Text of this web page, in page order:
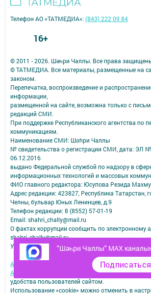
"Шәһри Чаллы" MAX
Подписаться
© 2011 - 2026. Шәһри Чаллы. Все права
© ТАТМЕДИА. Все материалы, размещенные на
законом.
Перепечатка, воспроизведение и
информации,
размещенной на сайте, возможна только с
редакций СМИ.
При поддержке Республиканского агентства по
коммуникациям.
Наименование СМИ: Шəhри Чаллы
№ свидетельства о регистрации СМИ, дата: ЭЛ
06.12.2016
выдано Федеральной службой по надзору в
информационных технологий и массовых
ФИО главного редактора: Юсупова Резида
Адрес редакции: 423827, Республика Татарстан,
Челны, бульвар Юных Ленинцев, д.9
Телефон редакции: 8 (8552) 57-01-19
Email: shahri_chally@mail.ru
О фактах коррупции сообщить по электронному
shahri_chally@mail.ru
Учредитель СМИ: АО «ТАТМЕДИА»
Антикоррупционная политика
АО «ТАТМЕДИА» использует «cookie»для
удобства пользователей сайтом.
Использование «cookie» можно отменить в
Телефон АО «ТАТМЕДИА»:(843) 222 09 84
16+